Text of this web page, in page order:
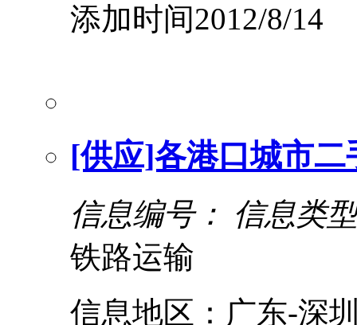
添加时间2012/8/14
[供应]各港口城市二
信息编号： 信息类
铁路运输
信息地区：广东-深